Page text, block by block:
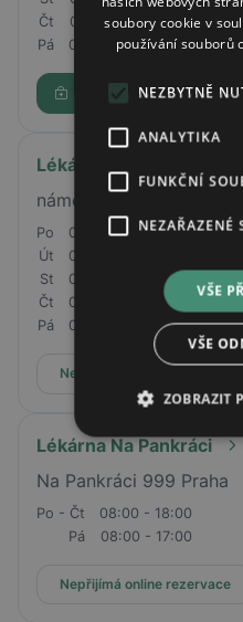
Čt
08:00 - 17:00
Pá
08:00 - 15:30
Rezervovat
Lékárna Centrálka
náměstí Míru 17, Mladá
Po
07:30 - 17:00
Út
07:30 - 17:00
St
07:30 - 17:00
Čt
07:30 - 17:00
Pá
07:30 - 17:00
Nepřijímá online rezervace
Lékárna Na Pankráci
Na Pankráci 999 Praha
Po - Čt
08:00 - 18:00
Pá
08:00 - 17:00
Nepřijímá online rezervace
soubory cookie v
používání souborů
NEZBYTNĚ
ANALYTIKA
FUNKČNÍ
NEZAŘAZENÉ
VŠE
VŠE
ZOBRAZIT